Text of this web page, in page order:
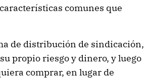
comunes que
de distribución de sindicación,
propio riesgo y dinero, y luego
comprar, en lugar de